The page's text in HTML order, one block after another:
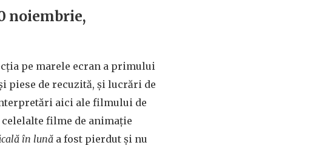
noiembrie,
pe marele ecran a primului
piese de recuzită, și lucrări de
aici ale filmului de
celelalte filme de animație
în lună a fost pierdut și nu